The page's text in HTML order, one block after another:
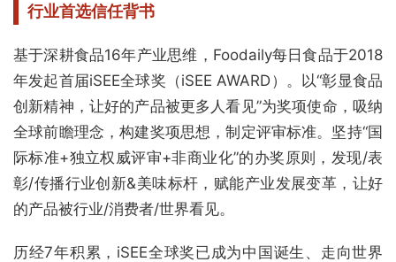
行业首选信任背书
基于深耕食品16年产业思维，Foodaily每日食品于2018
年发起首届iSEE全球奖（iSEE AWARD）。以“彰显食品
创新精神，让好的产品被更多人看见”为奖项使命，吸纳
全球前瞻理念，构建奖项思想，制定评审标准。坚持“国
际标准+独立权威评审+非商业化”的办奖原则，发现/表
彰/传播行业创新&美味标杆，赋能产业发展变革，让好
的产品被行业/消费者/世界看见。
历经7年积累，iSEE全球奖已成为中国诞生、走向世界